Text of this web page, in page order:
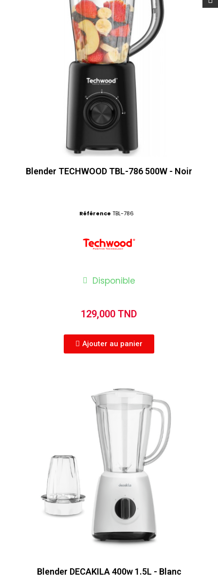
Blender TECHWOOD TBL-786 500W - Noir
Référence TBL-786
Disponible
129,000 TND
Ajouter au panier
Blender DECAKILA 400w 1.5L - Blanc